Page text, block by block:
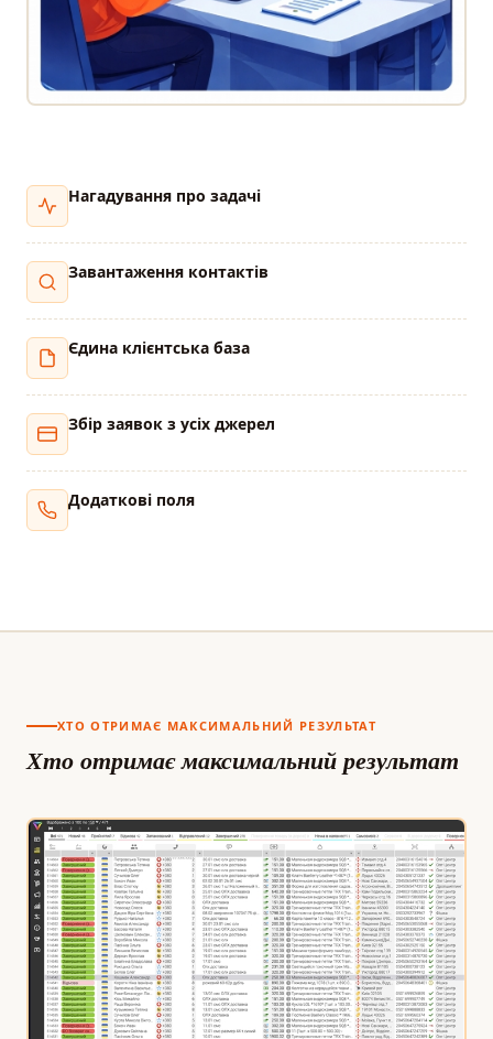
Нагадування про задачі
Завантаження контактів
Єдина клієнтська база
Збір заявок з усіх джерел
Додаткові поля
ХТО ОТРИМАЄ МАКСИМАЛЬНИЙ РЕЗУЛЬТАТ
Хто отримає максимальний результат